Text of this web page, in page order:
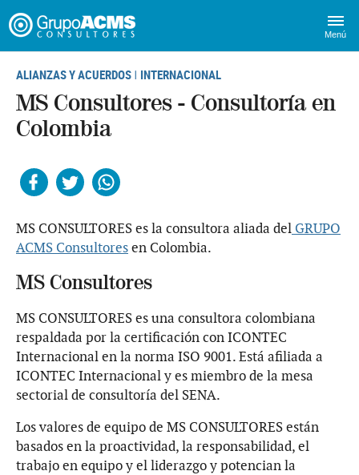
Menú
ALIANZAS Y ACUERDOS | INTERNACIONAL
MS Consultores - Consultoría en
Colombia
MS CONSULTORES es la consultora aliada del GRUPO
ACMS Consultoresen Colombia.
MS Consultores
MS CONSULTORES es una consultora colombiana
respaldada por la certificación con ICONTEC
Internacional en la norma ISO 9001. Está afiliada a
ICONTEC Internacional y es miembro de la mesa
sectorial de consultoría del SENA.
Los valores de equipo de MS CONSULTORES están
basados en la proactividad, la responsabilidad, el
trabajo en equipo y el liderazgo y potencian la